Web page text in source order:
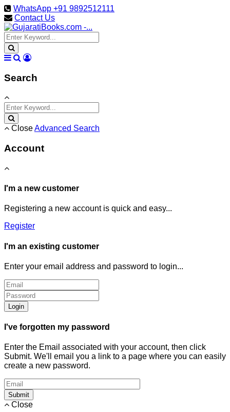
WhatsApp +91 9892512111
Contact Us
Search
CloseAdvanced Search
Account
I'm a new customer
Registering a new account is quick and easy...
Register
I'm an existing customer
Enter your email address and password to login...
Login
I've forgotten my password
Enter the Email associated with your account, then click
Submit. We'll email you a link to a page where you can easily
create a new password.
Submit
Close